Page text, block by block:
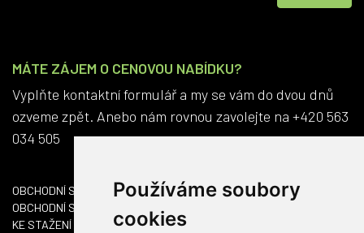
Používáme soubory
cookies
MÁTE ZÁJEM O CENOVOU NABÍDKU?
Vyplňte kontaktní formulář a my se vám do dvou dnů
ozveme zpět. Anebo nám rovnou zavolejte na +420 563
034 505
OBCHODNÍ SÍŤ ČR
OBCHODNÍ SÍŤ SK
KE STAŽENÍ